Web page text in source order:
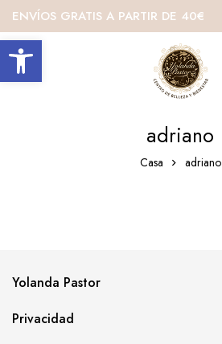
Abrir barra de herramientas
ENVÍOS GRATIS A PARTIR DE 40€
adriano
Casa adriano
Yolanda Pastor
Privacidad